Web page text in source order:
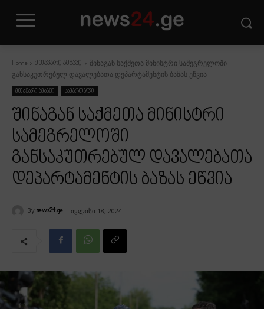
Home მთავარი ამბავი
შინაგან საქმეთა მინისტრი სამეგრელოში
განსაკუთრებულ დავალებათა დეპარტამენტის ბაზას ეწვია
მთავარი ამბავი სამართალი
შინაგან საქმეთა მინისტრი
სამეგრელოში
განსაკუთრებულ დავალებათა
დეპარტამენტის ბაზას ეწვია
By news24.ge ივლისი 18, 2024